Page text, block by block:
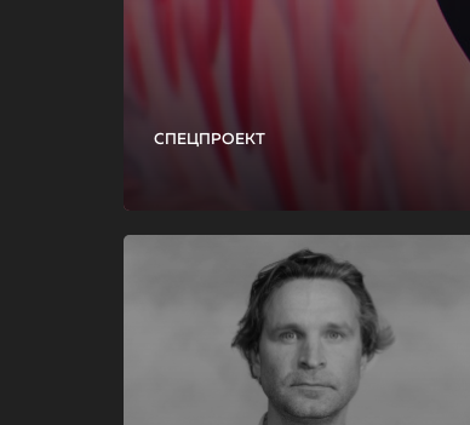
СПЕЦПРОЕКТ